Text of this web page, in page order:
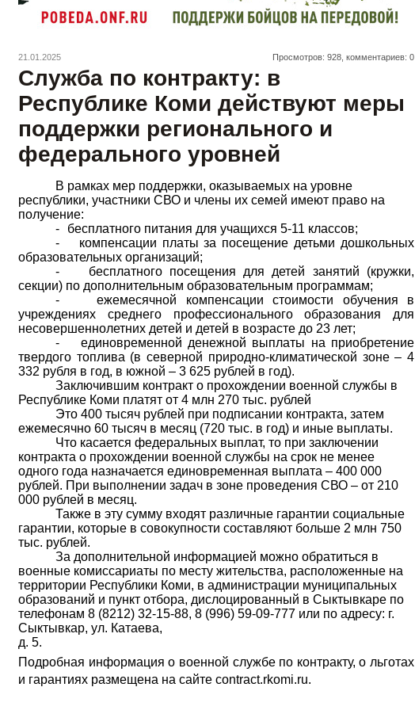
21.01.2025 Просмотров: 928, комментариев: 0
Служба по контракту: в
Республике Коми действуют меры
поддержки регионального и
федерального уровней
В рамках мер поддержки, оказываемых на уровне
республики, участники СВО и члены их семей имеют право на
получение:
-
бесплатного питания для учащихся 5-11 классов;
-
компенсации платы за посещение детьми дошкольных
образовательных организаций;
-
бесплатного посещения для детей занятий (кружки,
секции) по дополнительным образовательным программам;
-
ежемесячной компенсации стоимости обучения в
учреждениях среднего профессионального образования для
несовершеннолетних детей и детей в возрасте до 23 лет;
-
единовременной денежной выплаты на приобретение
твердого топлива (в северной природно-климатической зоне – 4
332 рубля в год, в южной – 3 625 рублей в год).
Заключившим контракт о прохождении военной службы в
Республике Коми платят от 4 млн 270 тыс. рублей
Это 400 тысяч рублей при подписании контракта, затем
ежемесячно 60 тысяч в месяц (720 тыс. в год) и иные выплаты.
Что касается федеральных выплат, то при заключении
контракта о прохождении военной службы на срок не менее
одного года назначается единовременная выплата – 400 000
рублей. При выполнении задач в зоне проведения СВО – от 210
000 рублей в месяц.
Также в эту сумму входят различные гарантии социальные
гарантии, которые в совокупности составляют больше 2 млн 750
тыс. рублей.
За дополнительной информацией можно обратиться в
военные комиссариаты по месту жительства, расположенные на
территории Республики Коми, в администрации муниципальных
образований и пункт отбора, дислоцированный в Сыктывкаре по
телефонам 8 (8212) 32-15-88, 8 (996) 59-09-777 или по адресу: г.
Сыктывкар, ул. Катаева,
д. 5.
Подробная информация о военной службе по контракту, о льготах
и гарантиях размещена на сайте contract.rkomi.ru.